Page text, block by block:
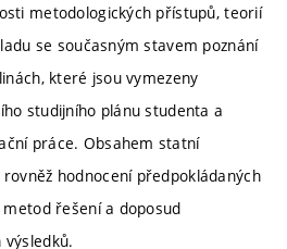
metodologických přístupů, teorií
se současným stavem poznání
které jsou vymezeny
studijního plánu studenta a
práce. Obsahem statní
hodnocení předpokládaných
řešení a doposud
výsledků.